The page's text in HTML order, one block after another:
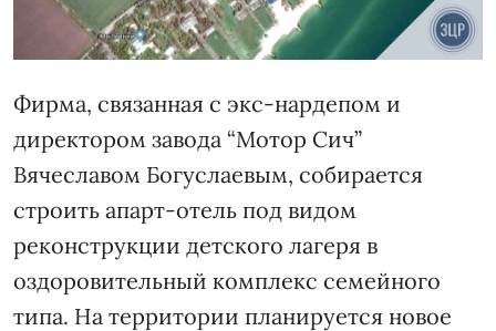
Фирма, связанная с экс-нардепом и
директором завода “Мотор Сич”
Вячеславом Богуслаевым, собирается
строить апарт-отель под видом
реконструкции детского лагеря в
оздоровительный комплекс семейного
типа. На территории планируется новое